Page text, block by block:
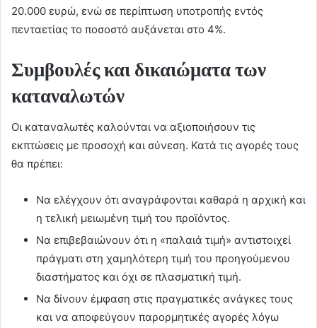
20.000 ευρώ, ενώ σε περίπτωση υποτροπής εντός
πενταετίας το ποσοστό αυξάνεται στο 4%.
Συμβουλές και δικαιώματα των
καταναλωτών
Οι καταναλωτές καλούνται να αξιοποιήσουν τις
εκπτώσεις με προσοχή και σύνεση. Κατά τις αγορές τους
θα πρέπει:
Να ελέγχουν ότι αναγράφονται καθαρά η αρχική και
η τελική μειωμένη τιμή του προϊόντος.
Να επιβεβαιώνουν ότι η «παλαιά τιμή» αντιστοιχεί
πράγματι στη χαμηλότερη τιμή του προηγούμενου
διαστήματος και όχι σε πλασματική τιμή.
Να δίνουν έμφαση στις πραγματικές ανάγκες τους
και να αποφεύγουν παρορμητικές αγορές λόγω